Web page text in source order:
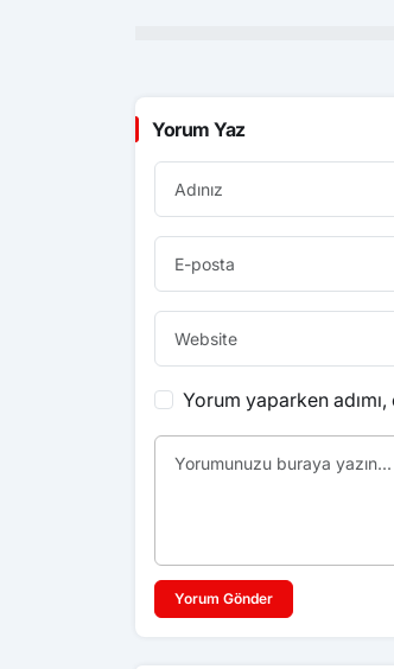
Yorum Yaz
Yorum yaparken
Yorum Gönder